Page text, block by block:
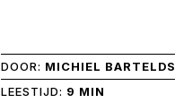
DOOR: MICHIEL BARTELDS
LEESTIJD: 9 MIN